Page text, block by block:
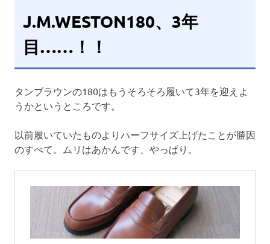
J.M.WESTON180、3年
目……！！
タンブラウンの180はもうそろそろ履いて3年を迎えよ
うかというところです。
以前履いていたものよりハーフサイズ上げたことが勝因
のすべて。ムリはあかんです、やっぱり。